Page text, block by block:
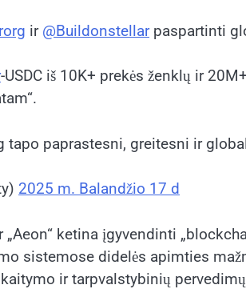
ir @Buildonstellarpaspartinti
-USDC iš 10K+ prekės ženklų ir
paprastesni, greitesni ir
2025 m. Balandžio 17 d
„Aeon“ ketina įgyvendinti
sistemose didelės apimties
ir tarpvalstybinių